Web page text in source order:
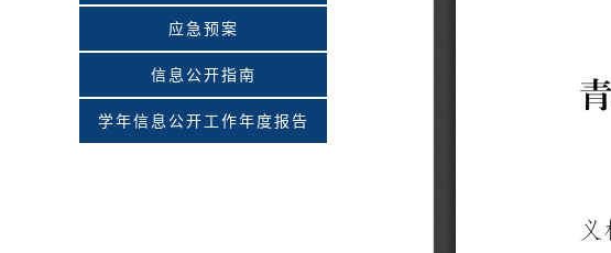
应急预案
信息公开指南
学年信息公开工作年度报告